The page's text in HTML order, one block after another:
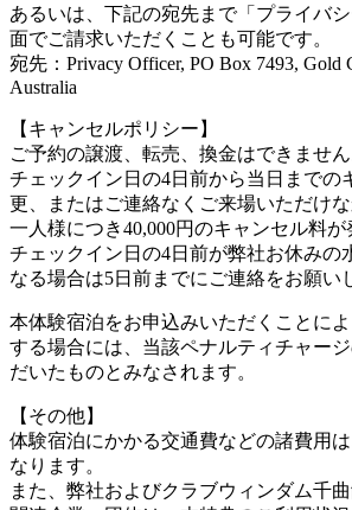
あるいは、下記の宛先まで「プライバ
面でご請求いただくことも可能です。
宛先：Privacy Officer, PO Box 7493, Gold
Australia
【キャンセルポリシー】
ご予約の譲渡、転売、換金はできません
チェックイン日の4日前から当日までの
更、またはご連絡なくご来場いただけ
一人様につき40,000円のキャンセル料
チェックイン日の4日前が弊社お休みの
なる場合は5日前までにご連絡をお願い
本体験宿泊をお申込みいただくことに
する場合には、当該ペナルティチャー
だいたものとみなされます。
【その他】
体験宿泊にかかる交通費などの諸費用
なります。
また、弊社およびクラブウィンダム千